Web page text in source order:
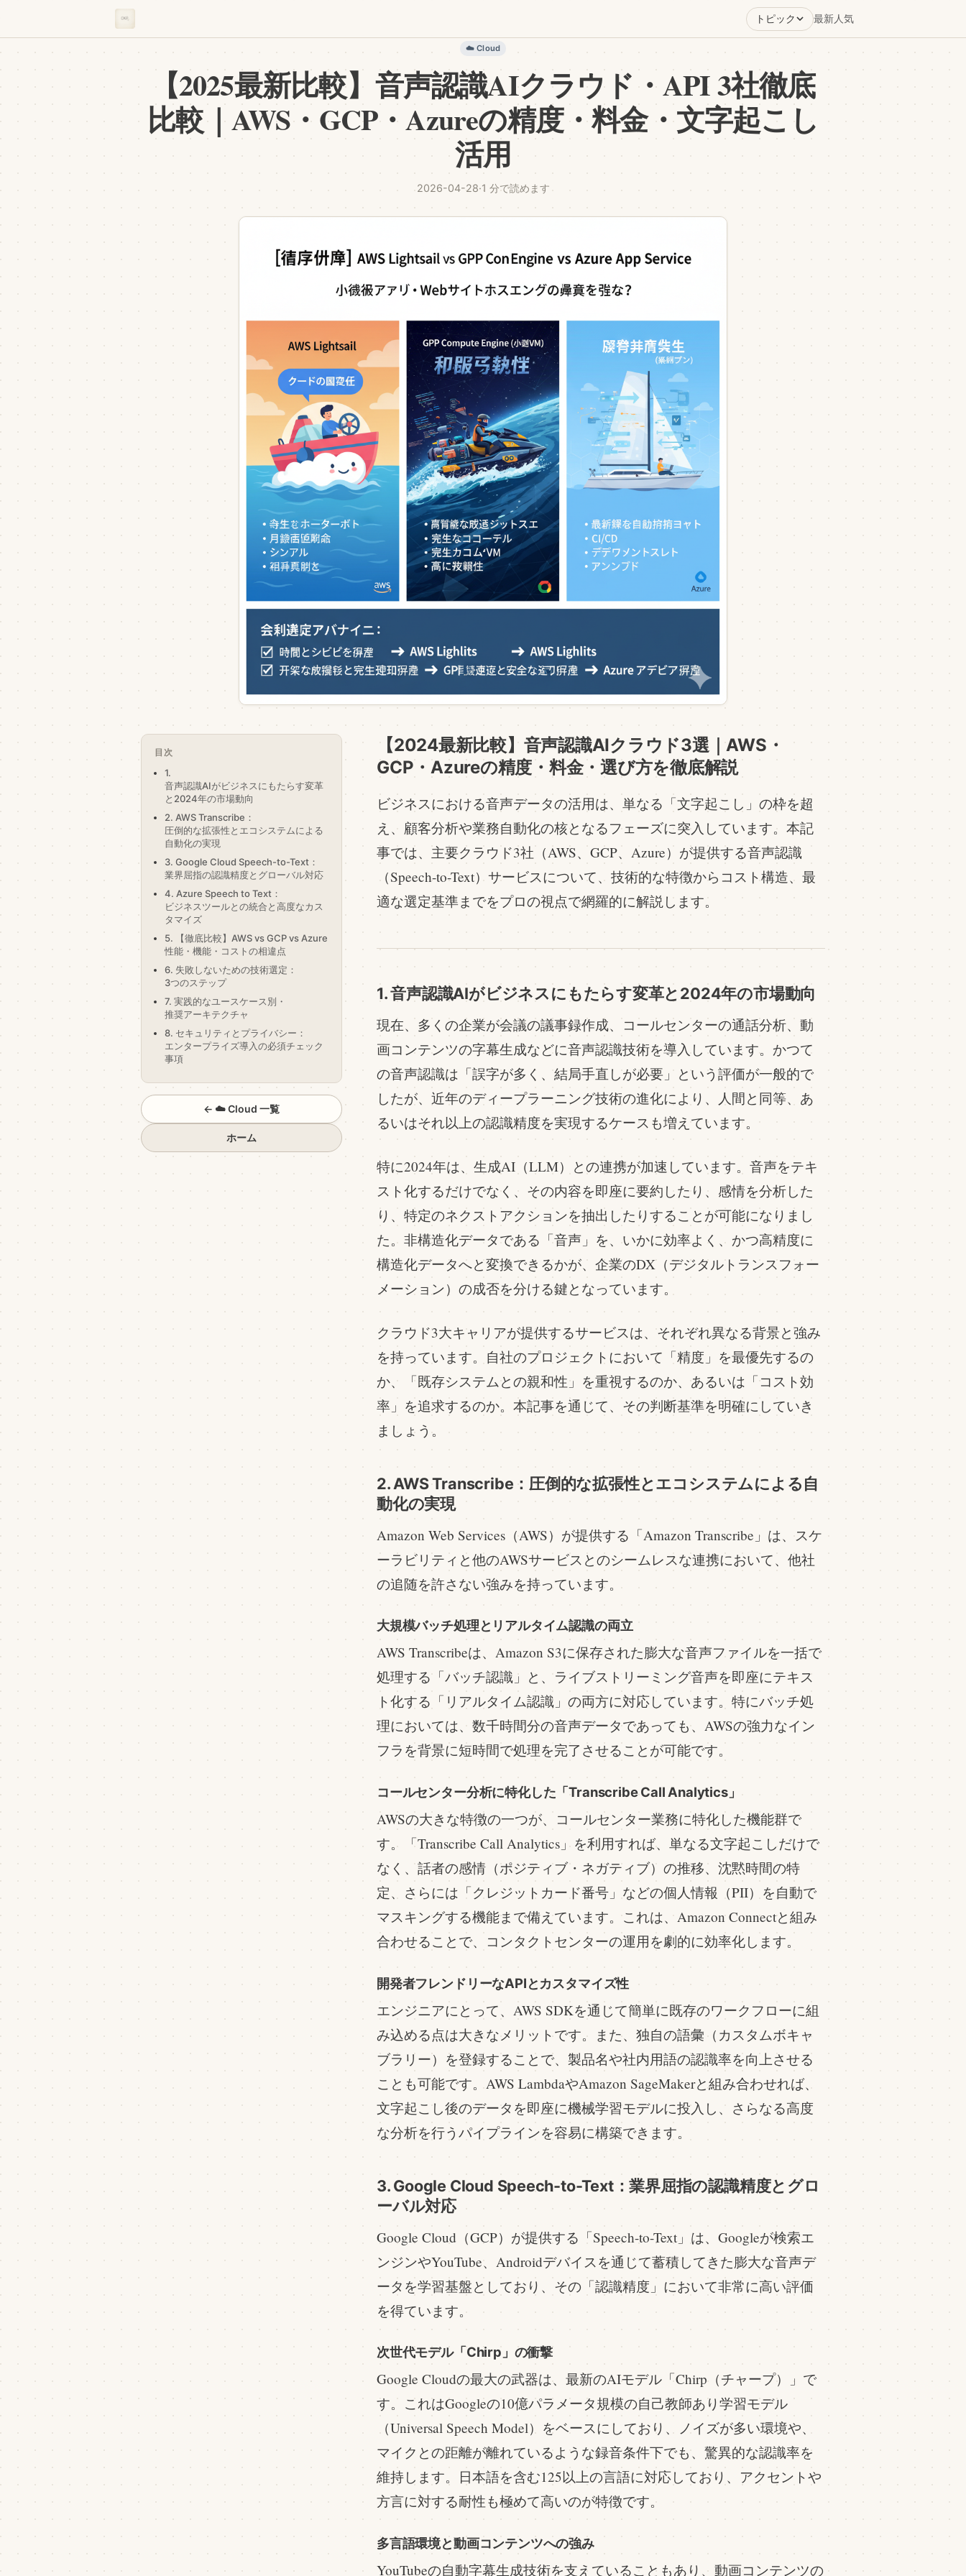
トピック 最新人気
☁️ Cloud
【2025最新比較】音声認識AIクラウド・API 3社徹底
比較｜AWS・GCP・Azureの精度・料金・文字起こし
活用
2026-04-28·1 分で読めます
目次
1.
音声認識AIがビジネスにもたらす変革
と2024年の市場動向
2. AWS Transcribe：
圧倒的な拡張性とエコシステムによる
自動化の実現
3. Google Cloud Speech-to-Text：
業界屈指の認識精度とグローバル対応
4. Azure Speech to Text：
ビジネスツールとの統合と高度なカス
タマイズ
5. 【徹底比較】AWS vs GCP vs Azure
性能・機能・コストの相違点
6. 失敗しないための技術選定：
3つのステップ
7. 実践的なユースケース別・
推奨アーキテクチャ
8. セキュリティとプライバシー：
エンタープライズ導入の必須チェック
事項
← ☁️ Cloud 一覧
ホーム
【2024最新比較】音声認識AIクラウド3選｜AWS・
GCP・Azureの精度・料金・選び方を徹底解説
ビジネスにおける音声データの活用は、単なる「文字起こし」の枠を超
え、顧客分析や業務自動化の核となるフェーズに突入しています。本記
事では、主要クラウド3社（AWS、GCP、Azure）が提供する音声認識
（Speech-to-Text）サービスについて、技術的な特徴からコスト構造、最
適な選定基準までをプロの視点で網羅的に解説します。
1. 音声認識AIがビジネスにもたらす変革と2024年の市場動向
現在、多くの企業が会議の議事録作成、コールセンターの通話分析、動
画コンテンツの字幕生成などに音声認識技術を導入しています。かつて
の音声認識は「誤字が多く、結局手直しが必要」という評価が一般的で
したが、近年のディープラーニング技術の進化により、人間と同等、あ
るいはそれ以上の認識精度を実現するケースも増えています。
特に2024年は、生成AI（LLM）との連携が加速しています。音声をテキ
スト化するだけでなく、その内容を即座に要約したり、感情を分析した
り、特定のネクストアクションを抽出したりすることが可能になりまし
た。非構造化データである「音声」を、いかに効率よく、かつ高精度に
構造化データへと変換できるかが、企業のDX（デジタルトランスフォー
メーション）の成否を分ける鍵となっています。
クラウド3大キャリアが提供するサービスは、それぞれ異なる背景と強み
を持っています。自社のプロジェクトにおいて「精度」を最優先するの
か、「既存システムとの親和性」を重視するのか、あるいは「コスト効
率」を追求するのか。本記事を通じて、その判断基準を明確にしていき
ましょう。
2. AWS Transcribe：圧倒的な拡張性とエコシステムによる自
動化の実現
Amazon Web Services（AWS）が提供する「Amazon Transcribe」は、スケ
ーラビリティと他のAWSサービスとのシームレスな連携において、他社
の追随を許さない強みを持っています。
大規模バッチ処理とリアルタイム認識の両立
AWS Transcribeは、Amazon S3に保存された膨大な音声ファイルを一括で
処理する「バッチ認識」と、ライブストリーミング音声を即座にテキス
ト化する「リアルタイム認識」の両方に対応しています。特にバッチ処
理においては、数千時間分の音声データであっても、AWSの強力なイン
フラを背景に短時間で処理を完了させることが可能です。
コールセンター分析に特化した「Transcribe Call Analytics」
AWSの大きな特徴の一つが、コールセンター業務に特化した機能群で
す。「Transcribe Call Analytics」を利用すれば、単なる文字起こしだけで
なく、話者の感情（ポジティブ・ネガティブ）の推移、沈黙時間の特
定、さらには「クレジットカード番号」などの個人情報（PII）を自動で
マスキングする機能まで備えています。これは、Amazon Connectと組み
合わせることで、コンタクトセンターの運用を劇的に効率化します。
開発者フレンドリーなAPIとカスタマイズ性
エンジニアにとって、AWS SDKを通じて簡単に既存のワークフローに組
み込める点は大きなメリットです。また、独自の語彙（カスタムボキャ
ブラリー）を登録することで、製品名や社内用語の認識率を向上させる
ことも可能です。AWS LambdaやAmazon SageMakerと組み合わせれば、
文字起こし後のデータを即座に機械学習モデルに投入し、さらなる高度
な分析を行うパイプラインを容易に構築できます。
3. Google Cloud Speech-to-Text：業界屈指の認識精度とグロ
ーバル対応
Google Cloud（GCP）が提供する「Speech-to-Text」は、Googleが検索エ
ンジンやYouTube、Androidデバイスを通じて蓄積してきた膨大な音声デ
ータを学習基盤としており、その「認識精度」において非常に高い評価
を得ています。
次世代モデル「Chirp」の衝撃
Google Cloudの最大の武器は、最新のAIモデル「Chirp（チャープ）」で
す。これはGoogleの10億パラメータ規模の自己教師あり学習モデル
（Universal Speech Model）をベースにしており、ノイズが多い環境や、
マイクとの距離が離れているような録音条件下でも、驚異的な認識率を
維持します。日本語を含む125以上の言語に対応しており、アクセントや
方言に対する耐性も極めて高いのが特徴です。
多言語環境と動画コンテンツへの強み
YouTubeの自動字幕生成技術を支えていることもあり、動画コンテンツの